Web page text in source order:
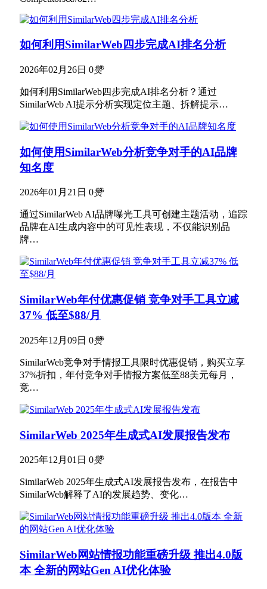
如何利用SimilarWeb四步完成AI排名分析
2026年02月26日 0赞
如何利用SimilarWeb四步完成AI排名分析？通过
SimilarWeb AI提示分析实现定位主题、拆解提示…
如何使用SimilarWeb分析竞争对手的AI品牌
知名度
2026年01月21日 0赞
通过SimilarWeb AI品牌曝光工具可创建主题活动，追踪
品牌在AI生成内容中的可见性表现，不仅能识别品
牌…
SimilarWeb年付优惠促销 竞争对手工具立减
37% 低至$88/月
2025年12月09日 0赞
SimilarWeb竞争对手情报工具限时优惠促销，购买立享
37%折扣，年付竞争对手情报方案低至88美元每月，
竞…
SimilarWeb 2025年生成式AI发展报告发布
2025年12月01日 0赞
SimilarWeb 2025年生成式AI发展报告发布，在报告中
SimilarWeb解释了AI的发展趋势、变化…
SimilarWeb网站情报功能重磅升级 推出4.0版
本 全新的网站Gen AI优化体验